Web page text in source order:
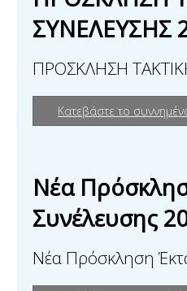
ΣΥΝΕΛΕΥΣΗΣ
ΠΡΟΣΚΛΗΣΗ
Κατεβάστε το
Νέα
Συνέλευσης
Νέα Πρόσκληση